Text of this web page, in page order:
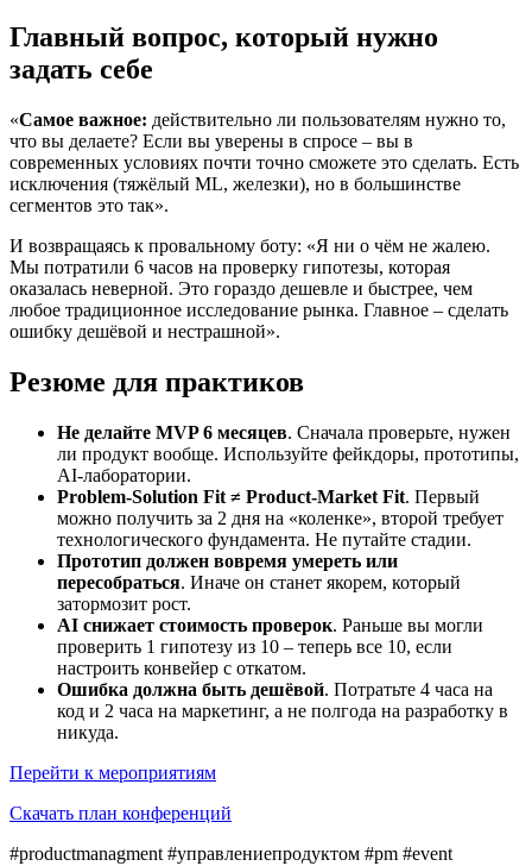
Главный вопрос, который нужно
задать себе
«Самое важное: действительно ли пользователям нужно то,
что вы делаете? Если вы уверены в спросе – вы в
современных условиях почти точно сможете это сделать. Есть
исключения (тяжёлый ML, железки), но в большинстве
сегментов это так».
И возвращаясь к провальному боту: «Я ни о чём не жалею.
Мы потратили 6 часов на проверку гипотезы, которая
оказалась неверной. Это гораздо дешевле и быстрее, чем
любое традиционное исследование рынка. Главное – сделать
ошибку дешёвой и нестрашной».
Резюме для практиков
Не делайте MVP 6 месяцев. Сначала проверьте, нужен
ли продукт вообще. Используйте фейкдоры, прототипы,
AI-лаборатории.
Problem-Solution Fit ≠ Product-Market Fit. Первый
можно получить за 2 дня на «коленке», второй требует
технологического фундамента. Не путайте стадии.
Прототип должен вовремя умереть или
пересобраться. Иначе он станет якорем, который
затормозит рост.
AI снижает стоимость проверок. Раньше вы могли
проверить 1 гипотезу из 10 – теперь все 10, если
настроить конвейер с откатом.
Ошибка должна быть дешёвой. Потратьте 4 часа на
код и 2 часа на маркетинг, а не полгода на разработку в
никуда.
Перейти к мероприятиям
Скачать план конференций
#productmanagment #управлениепродуктом #pm #event